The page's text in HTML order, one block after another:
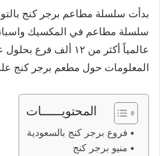
بدأت سلسلة مطاعم برجر كنج
المعلومات حول مطعم برجر كنج
المحتويــــــات
فروع برجر كنج بالسعودية
منيو برجر كنج